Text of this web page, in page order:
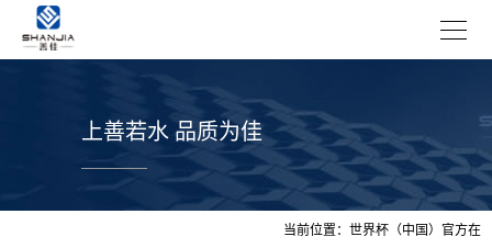
上善若水 品质为佳
当前位置： 世界杯（中国）官方在